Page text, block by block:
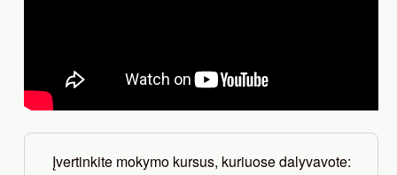
Įvertinkite mokymo kursus, kuriuose dalyvavote: